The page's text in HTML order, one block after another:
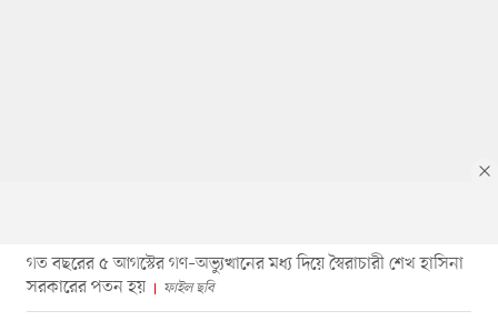
গত বছরের ৫ আগস্টের গণ–অভ্যুত্থানের মধ্য দিয়ে স্বৈরাচারী শেখ হাসিনা
সরকারের পতন হয়
ফাইল ছবি